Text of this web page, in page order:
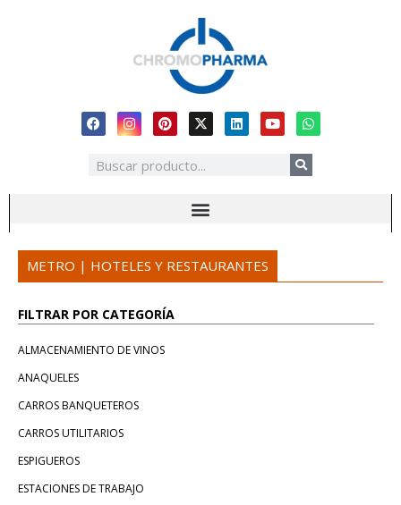
METRO | HOTELES Y RESTAURANTES
FILTRAR POR CATEGORÍA
ALMACENAMIENTO DE VINOS
ANAQUELES
CARROS BANQUETEROS
CARROS UTILITARIOS
ESPIGUEROS
ESTACIONES DE TRABAJO